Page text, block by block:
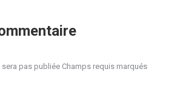
pas publiée Champs requis marqués